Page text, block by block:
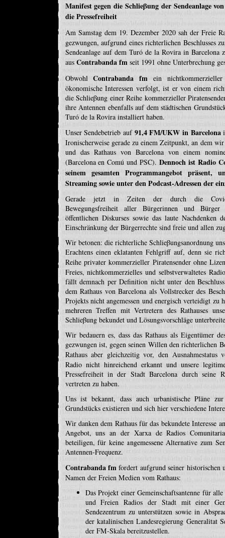
Manifest gegen die Schlieβung der Sendeanlage
die Pressefreiheit
Am Samstag dem 19. Dezember 2020 sah der Freie
gezwungen, aufgrund eines richterlichen Beschlusses
Sendeanlage auf dem Turó de la Rovira in Barcelona
aus Contrabanda fmseit 1991 ohne Unterbrechung
ObwohlContrabanda fm ein
ökonomische Interessen verfolgt, ist er von einem
die Schlieβung einer Reihe kommerzieller
ihre Antennen ebenfalls auf dem städtischen
Turó de la Rovira installiert haben.
Unser Sendebetrieb auf 91,4 FM/UKW in Barcelona
Ironischerweise gerade zu einem Zeitpunkt, an dem
und das Rathaus von Barcelona von einem
(Barcelona en Comú und PSC).Dennoch ist Radio
seinem gesamten Programmangebot präsent,
Streaming sowie unter den Podcast-Adressen der
Gerade jetzt in Zeiten der durch die Covid-
Bewegungsfreiheit aller Bürgerinnen und
öffentlichen Diskurses sowie das laute Nachdenken
Einschränkung der Bürgerrechte sind freie und allen
Wir betonen: die richterliche Schlieβungsanordnung
Erachtens einen eklatanten Fehlgriff auf, denn sie
Reihe privater kommerzieller Piratensender ohne
Freies, nichtkommerzielles und selbstverwaltetes
fällt demnach per Definition nicht unter den
dem Rathaus von Barcelona als Vollstrecker des
Projekts nicht angemessen und energisch verteidigt
mehreren Treffen mit Vertretern des Rathauses
Schlieβung bekundet und Lösungsvorschläge
Wir bedauern es, dass das Rathaus als Eigentümer
gezwungen ist, gegen seinen Willen den richterlichen
Rathaus aber gleichzeitig vor, den Ausnahmestatus
Radio nicht hinreichend erkannt und unsere
Pressefreiheit in der Stadt Barcelona durch seine
vertreten zu haben.
Uns ist bekannt, dass auch urbanistische Pläne zur
Grundstücks existieren und sich hier verschiedene
Wir danken dem Rathaus für das bekundete Interesse
Angebot, uns an der Xarxa de Radios
beteiligen, für keine angemessene Alternative zum
Antennen-Frequenz.
Contrabanda fmfordert aufgrund seiner historischen
Namen der Freien Medien vom Rathaus:
Das Projekt einer Gemeinschaftsantenne für
und Freien Radios der Stadt mit einer
Sendezentrum zu unterstützen sowie in
der katalinischen Landesregierung Generalitat
der FM-Skala bereitzustellen.